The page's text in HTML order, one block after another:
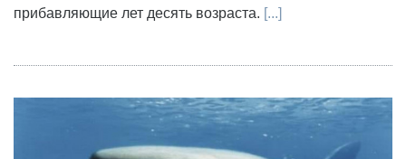
прибавляющие лет десять возраста. [...]